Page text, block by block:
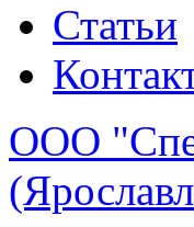
Статьи
ООО